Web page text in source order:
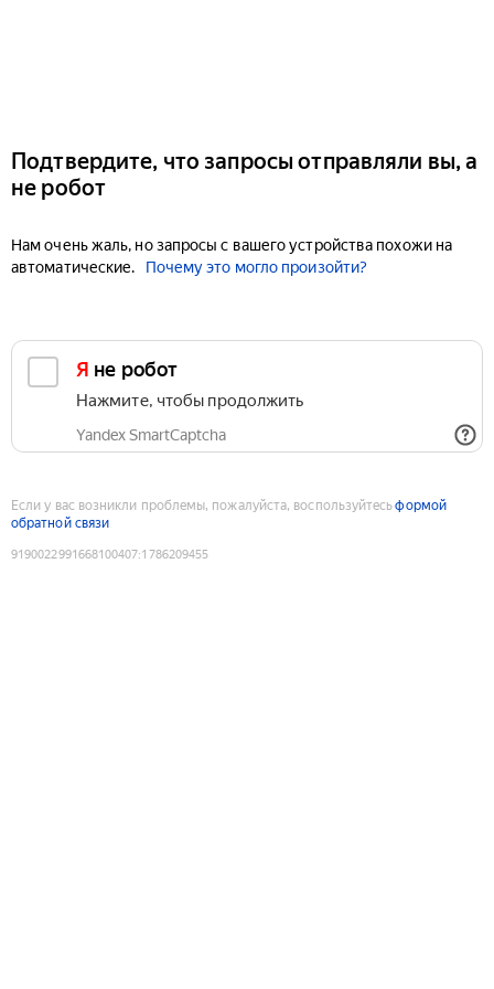
Подтвердите, что запросы отправляли вы, а
не робот
Нам очень жаль, но запросы с вашего устройства похожи на
автоматические.
Почему это могло произойти?
Я не робот
Нажмите, чтобы продолжить
Yandex SmartCaptcha
Если у вас возникли проблемы, пожалуйста, воспользуйтесьформой
обратной связи
9190022991668100407:1786209455